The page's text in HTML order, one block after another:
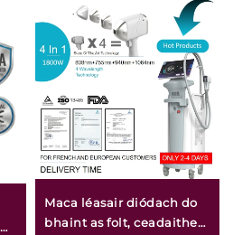
Maca léasair diódach do
bhaint as folt, ceadaithe